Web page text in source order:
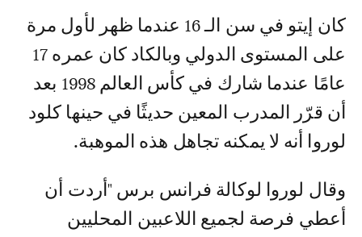
كان إيتو في سن الـ 16 عندما ظهر لأول مرة
على المستوى الدولي وبالكاد كان عمره 17
عامًا عندما شارك في كأس العالم 1998 بعد
أن قرّر المدرب المعين حديثًا في حينها كلود
لوروا أنه لا يمكنه تجاهل هذه الموهبة.
وقال لوروا لوكالة فرانس برس "أردت أن
أعطي فرصة لجميع اللاعبين المحليين